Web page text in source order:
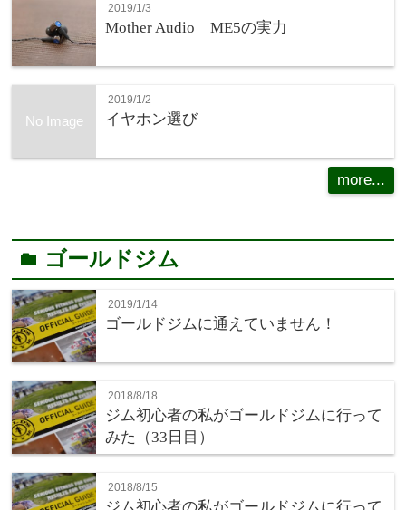
2019/1/3
Mother Audio ME5の実力
No Image
2019/1/2
イヤホン選び
more...
folder ゴールドジム
2019/1/14
ゴールドジムに通えていません！
2018/8/18
ジム初心者の私がゴールドジムに行って
みた（33日目）
2018/8/15
ジム初心者の私がゴールドジムに行って